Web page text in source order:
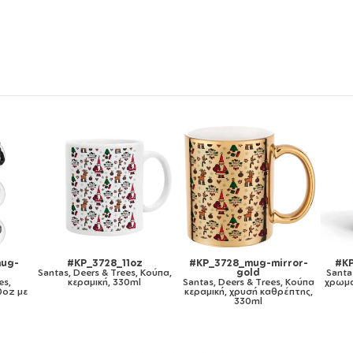
#KP_3728_11ozcBLACK
Santas, Deers & Trees, Κούπα
χρωματιστή μαύρη, κεραμική,
330ml
#KP_3728_metaldouble
Santas, Deers & Trees, Κούπα
Ανοξείδωτη διπλού
τοιχώματος 300ml